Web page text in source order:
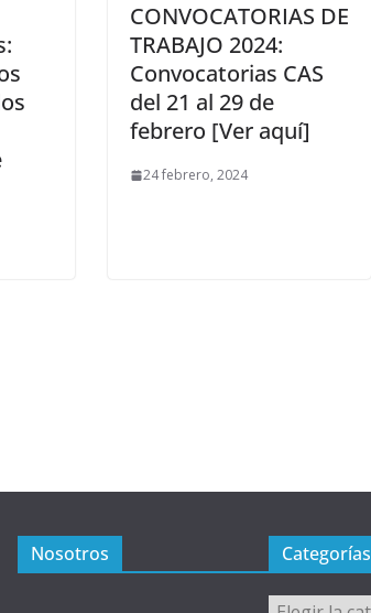
CONVOCATORIAS DE
TRABAJO 2024:
Convocatorias CAS
del 21 al 29 de
febrero [Ver aquí]
24 febrero, 2024
Nosotros Categorías
Categorías